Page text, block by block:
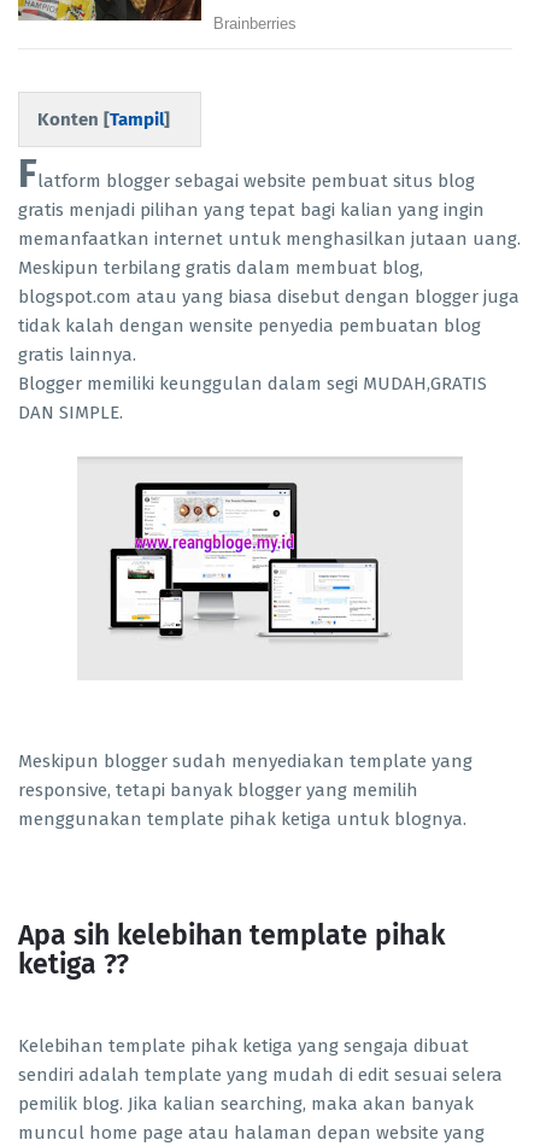
Konten [Tampil]
Flatform blogger sebagai website pembuat situs blog
gratis menjadi pilihan yang tepat bagi kalian yang ingin
memanfaatkan internet untuk menghasilkan jutaan uang.
Meskipun terbilang gratis dalam membuat blog,
blogspot.com atau yang biasa disebut dengan blogger juga
tidak kalah dengan wensite penyedia pembuatan blog
gratis lainnya.
Blogger memiliki keunggulan dalam segi MUDAH,GRATIS
DAN SIMPLE.
Meskipun blogger sudah menyediakan template yang
responsive, tetapi banyak blogger yang memilih
menggunakan template pihak ketiga untuk blognya.
Apa sih kelebihan template pihak
ketiga ??
Kelebihan template pihak ketiga yang sengaja dibuat
sendiri adalah template yang mudah di edit sesuai selera
pemilik blog. Jika kalian searching, maka akan banyak
muncul home page atau halaman depan website yang